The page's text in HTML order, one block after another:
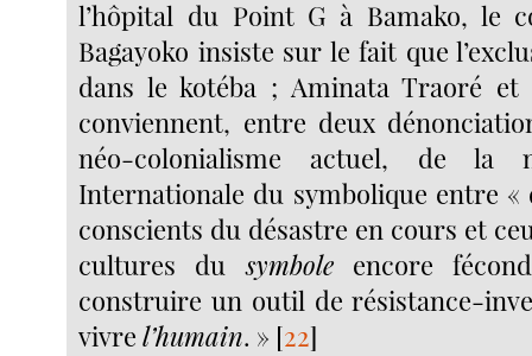
l’hôpital du Point G à Bamako, le
Bagayoko insiste sur le fait que
dans le kotéba ; Aminata Traoré et
conviennent, entre deux
néo-colonialisme actuel, de la
Internationale du symbolique entre «
conscients du désastre en cours et
cultures dusymboleencore
construire un outil de résistance-
vivrel’humain. » [22]